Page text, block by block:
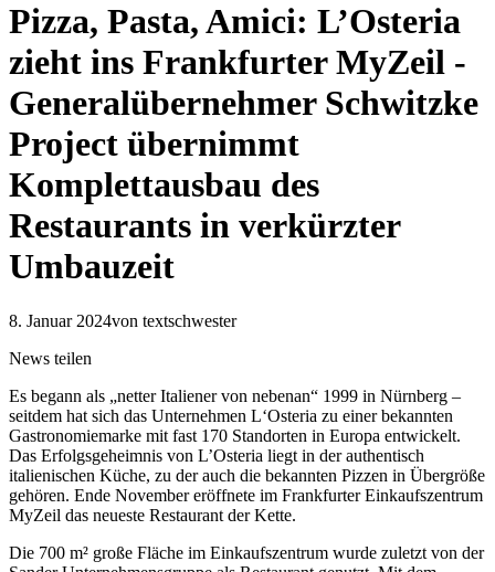
Pizza, Pasta, Amici: L’Osteria
zieht ins Frankfurter MyZeil -
Generalübernehmer Schwitzke
Project übernimmt
Komplettausbau des
Restaurants in verkürzter
Umbauzeit
8. Januar 2024von textschwester
News teilen
Es begann als „netter Italiener von nebenan“ 1999 in Nürnberg –
seitdem hat sich das Unternehmen L‘Osteria zu einer bekannten
Gastronomiemarke mit fast 170 Standorten in Europa entwickelt.
Das Erfolgsgeheimnis von L’Osteria liegt in der authentisch
italienischen Küche, zu der auch die bekannten Pizzen in Übergröße
gehören. Ende November eröffnete im Frankfurter Einkaufszentrum
MyZeil das neueste Restaurant der Kette.
Die 700 m² große Fläche im Einkaufszentrum wurde zuletzt von der